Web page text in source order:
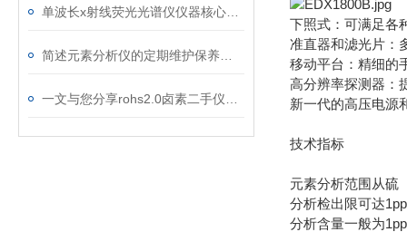
下照式：可满足各
准直器和滤光片：
移动平台：精细的
高分辨率探测器：
新一代的高压电源
技术指标
元素分析范围从硫
分析检出限可达
分析含量一般为